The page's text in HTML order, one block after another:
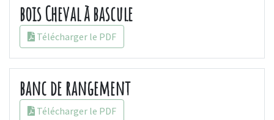
bois Cheval à bascule
Télécharger le PDF
banc de rangement
Télécharger le PDF